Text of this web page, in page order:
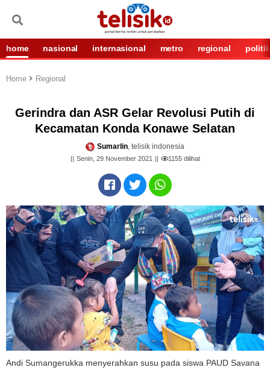
home nasional internasional metro regional politik
Home Regional
Gerindra dan ASR Gelar Revolusi Putih di
Kecamatan Konda Konawe Selatan
Sumarlin, telisik indonesia
Senin, 29 November 2021 1155dilihat
Andi Sumangerukka menyerahkan susu pada siswa PAUD Savana